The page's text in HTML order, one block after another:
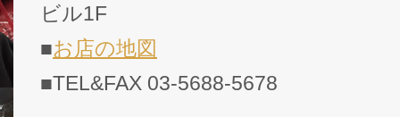
ビル1F
■お店の地図
■TEL&FAX 03-5688-5678